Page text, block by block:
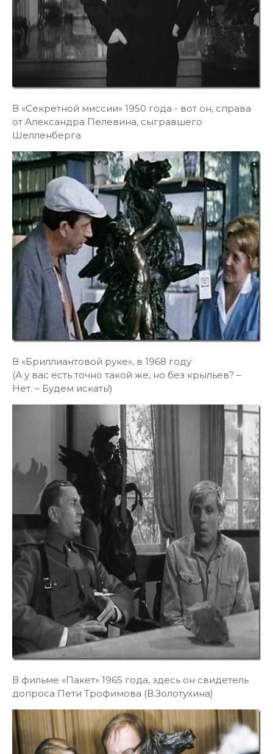
В «Секретной миссии» 1950 года - вот он, справа
от Александра Пелевина, сыгравшего
Шелленберга
В «Бриллиантовой руке», в 1968 году
(А у вас есть точно такой же, но без крыльев? –
Нет. – Будем искать!)
В фильме «Пакет» 1965 года, здесь он свидетель
допроса Пети Трофимова (В.Золотухина)